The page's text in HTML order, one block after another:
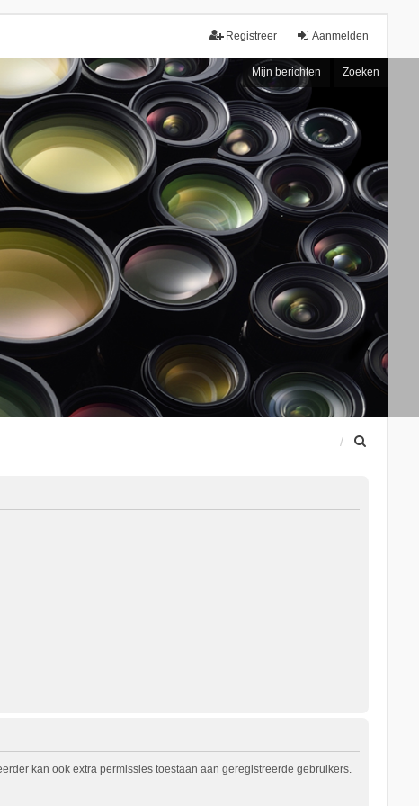
Aanmelden
Registreer
Mijn berichten Zoeken
kan ook extra permissies toestaan aan geregistreerde gebruikers.